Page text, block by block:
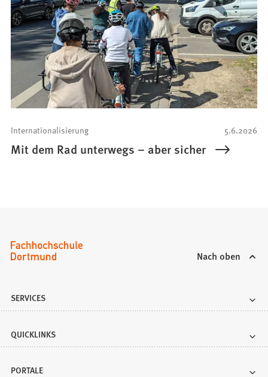
5.6.2026
Internationalisierung
Mit dem Rad unterwegs – aber sicher
Nach oben
SERVICES
QUICKLINKS
PORTALE